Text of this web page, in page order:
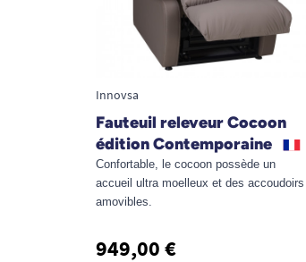
Innovsa
Fauteuil releveur Cocoon
édition Contemporaine
Confortable, le cocoon possède un
accueil ultra moelleux et des accoudoirs
amovibles.
949,00 €